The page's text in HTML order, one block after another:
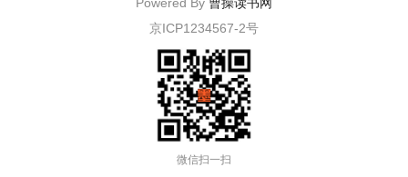
京ICP1234567-2号
微信扫一扫